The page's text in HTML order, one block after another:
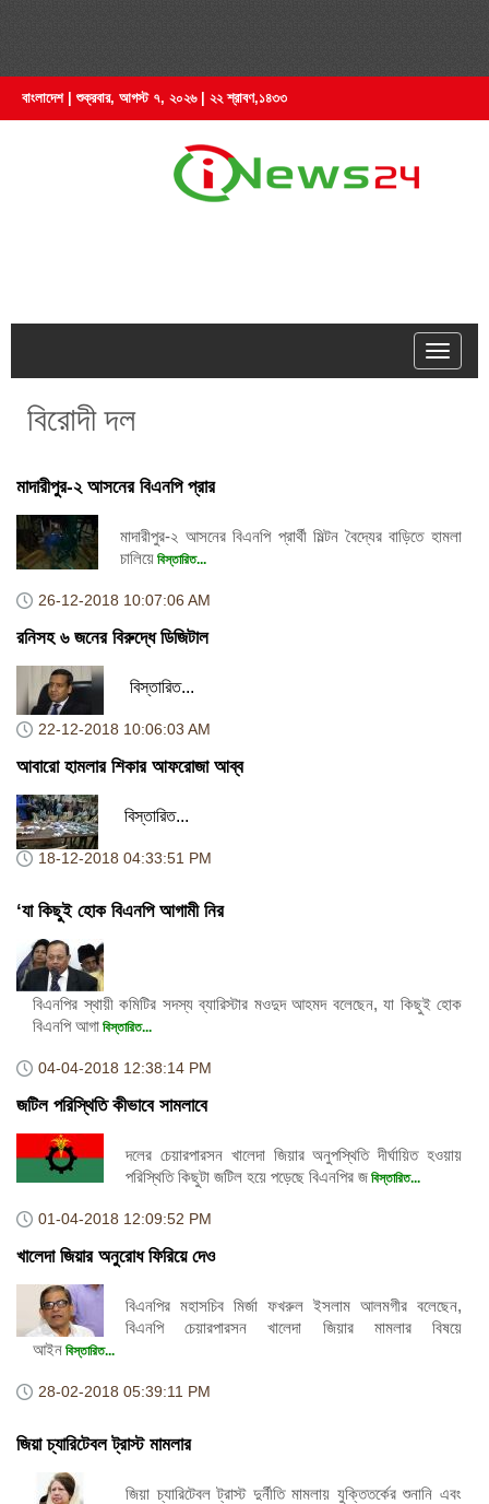
বাংলাদেশ | শুক্রবার, আগস্ট ৭, ২০২৬ | ২২ শ্রাবণ,১৪৩৩
বিরোদী দল
মাদারীপুর-২ আসনের বিএনপি প্রার
মাদারীপুর-২ আসনের বিএনপি প্রার্থী মিল্টন বৈদ্যের বাড়িতে হামলা
চালিয়ে বিস্তারিত...
26-12-2018 10:07:06 AM
রনিসহ ৬ জনের বিরুদ্ধে ডিজিটাল
বিস্তারিত...
22-12-2018 10:06:03 AM
আবারো হামলার শিকার আফরোজা আব্ব
বিস্তারিত...
18-12-2018 04:33:51 PM
‘যা কিছুই হোক বিএনপি আগামী নির
বিএনপির স্থায়ী কমিটির সদস্য ব্যারিস্টার মওদুদ আহমদ বলেছেন, যা কিছুই হোক
বিএনপি আগা বিস্তারিত...
04-04-2018 12:38:14 PM
জটিল পরিস্থিতি কীভাবে সামলাবে
দলের চেয়ারপারসন খালেদা জিয়ার অনুপস্থিতি দীর্ঘায়িত হওয়ায়
পরিস্থিতি কিছুটা জটিল হয়ে পড়েছে বিএনপির জ বিস্তারিত...
01-04-2018 12:09:52 PM
খালেদা জিয়ার অনুরোধ ফিরিয়ে দেও
বিএনপির মহাসচিব মির্জা ফখরুল ইসলাম আলমগীর বলেছেন,
বিএনপি চেয়ারপারসন খালেদা জিয়ার মামলার বিষয়ে
আইন বিস্তারিত...
28-02-2018 05:39:11 PM
জিয়া চ্যারিটেবল ট্রাস্ট মামলার
জিয়া চ্যারিটেবল ট্রাস্ট দুর্নীতি মামলায় যুক্তিতর্কের শুনানি এবং